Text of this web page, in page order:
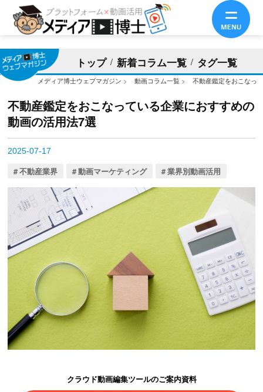
トップ 新着コラム一覧 タグ一覧
メディア博士ウェブマガジン > 動画コラム一覧 > 不動産鑑定をおこなっ
不動産鑑定をおこなっている企業におすすめの
動画の活用法7選
2025-07-17
不動産業界 動画マーケティング 業界別動画活用
クラウド動画編集ツールのご案内資料